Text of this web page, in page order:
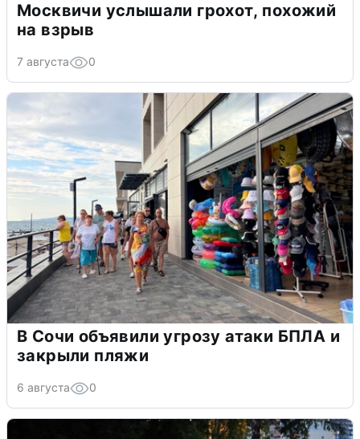
Москвичи услышали грохот, похожий
на взрыв
7 августа 0
В Сочи объявили угрозу атаки БПЛА и
закрыли пляжи
6 августа 0